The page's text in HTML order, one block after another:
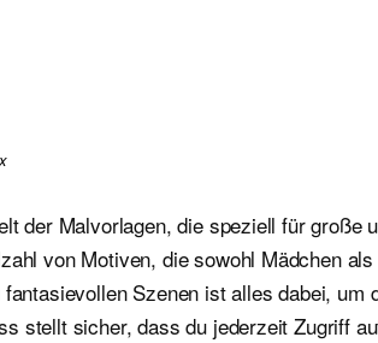
der Malvorlagen, die speziell für große
von Motiven, die sowohl Mädchen
Szenen ist alles dabei, um
stellt sicher, dass du jederzeit Zugriff